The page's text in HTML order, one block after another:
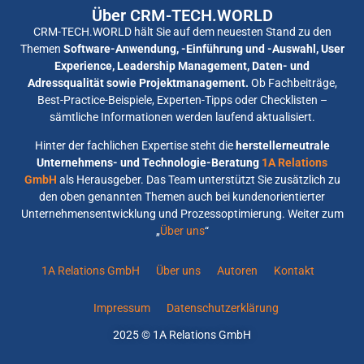
Über CRM-TECH.WORLD
CRM-TECH.WORLD hält Sie auf dem neuesten Stand zu den
Themen Software-Anwendung, -Einführung und -Auswahl, User
Experience, Leadership Management, Daten- und
Adressqualität sowie Projektmanagement. Ob Fachbeiträge,
Best-Practice-Beispiele, Experten-Tipps oder Checklisten –
sämtliche Informationen werden laufend aktualisiert.
Hinter der fachlichen Expertise steht die herstellerneutrale
Unternehmens- und Technologie-Beratung 1A Relations
GmbH als Herausgeber. Das Team unterstützt Sie zusätzlich zu
den oben genannten Themen auch bei kundenorientierter
Unternehmensentwicklung und Prozessoptimierung. Weiter zum
„Über uns“
1A Relations GmbH Über uns Autoren Kontakt
Impressum Datenschutzerklärung
2025 © 1A Relations GmbH